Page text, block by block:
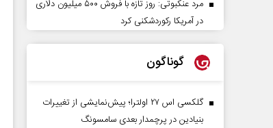
مرد عنکبوتی: روز تازه با فروش ۵۰۰ میلیون دلاری
در آمریکا رکوردشکنی کرد
گوناگون
گلکسی اس ۲۷ اولترا؛ پیش‌نمایشی از تغییرات
بنیادین در پرچمدار بعدی سامسونگ